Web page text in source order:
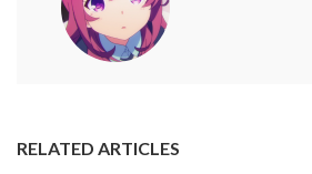
RELATED ARTICLES